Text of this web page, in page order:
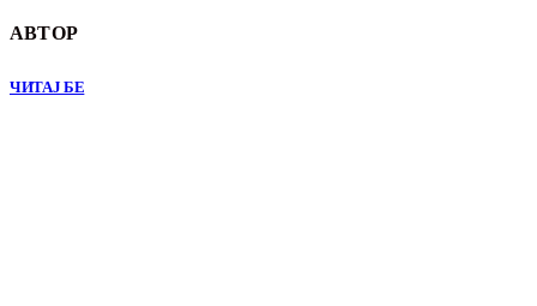
АВТОР
ЧИТАЈ БЕ